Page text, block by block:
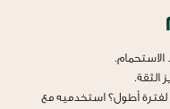
أطول؟ استخدميه مع